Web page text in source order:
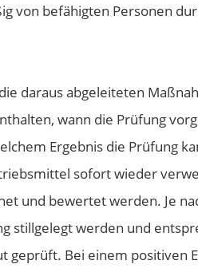
von befähigten Personen
daraus abgeleiteten
wann die Prüfung
Ergebnis die Prüfung
sofort wieder
und bewertet werden. Je
stillgelegt werden und
geprüft. Bei einem positiven